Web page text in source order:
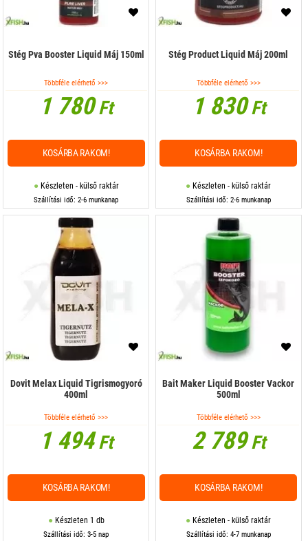
Stég Pva Booster Liquid Máj 150ml
Többféle elérhető >>>
1 780Ft
Készleten - külső raktár
Szállítási idő: 2-6 munkanap
KOSÁRBA RAKOM!
Stég Product Liquid Máj 200ml
Többféle elérhető >>>
1 830Ft
Készleten - külső raktár
Szállítási idő: 2-6 munkanap
KOSÁRBA RAKOM!
Dovit Melax Liquid Tigrismogyoró
400ml
Többféle elérhető >>>
1 494Ft
Készleten 1 db
Szállítási idő: 3-5 nap
KOSÁRBA RAKOM!
Bait Maker Liquid Booster Vackor
500ml
Többféle elérhető >>>
2 789Ft
Készleten - külső raktár
Szállítási idő: 4-7 munkanap
KOSÁRBA RAKOM!